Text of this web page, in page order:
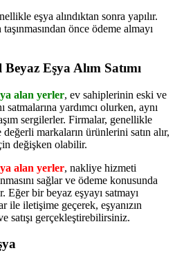
eşya alındıktan sonra yapılır.
önce ödeme almayı
Eşya Alım Satımı
alan yerler, ev sahiplerinin eski ve
satmalarına yardımcı olurken, aynı
sergilerler. Firmalar, genellikle
markaların ürünlerini satın alır,
değişken olabilir.
alan yerler, nakliye hizmeti
sağlar ve ödeme konusunda
Eğer bir beyaz eşyayı satmayı
ile iletişime geçerek, eşyanızın
satışı gerçekleştirebilirsiniz.